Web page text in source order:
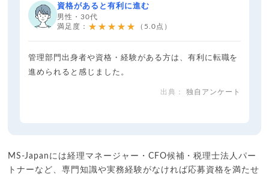
資格があると有利に進む
男性・30代
満足度： ★★★★★ （5.0点）
管理部門出身者や資格・経験がある方は、有利に転職を
進められると感じました。
独自アンケート
MS-Japanには経理マネージャー・CFO候補・税理士法人パー
トナーなど、専門知識や実務経験がなければ応募資格を満たせ